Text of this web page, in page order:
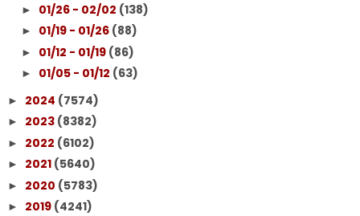
► 01/26 - 02/02 (138)
► 01/19 - 01/26 (88)
► 01/12 - 01/19 (86)
► 01/05 - 01/12 (63)
► 2024 (7574)
► 2023 (8382)
► 2022 (6102)
► 2021 (5640)
► 2020 (5783)
► 2019 (4241)